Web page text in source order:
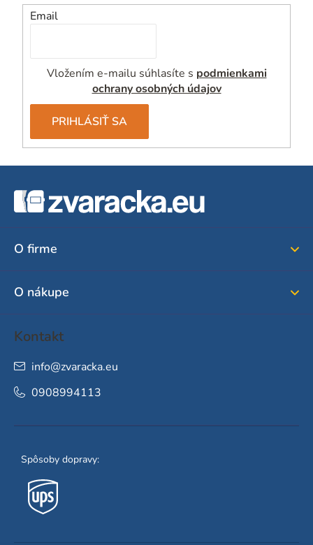
Email
Vložením e-mailu súhlasíte s podmienkami
ochrany osobných údajov
PRIHLÁSIŤ SA
O firme
O nákupe
Kontakt
info@zvaracka.eu
0908994113
Spôsoby dopravy: